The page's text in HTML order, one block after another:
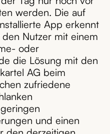
werden. Die auf
App erkennt
Nutzer mit einem
oder
die Lösung mit den
AG beim
zufriedene
und einen